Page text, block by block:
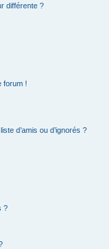
différente ?
forum !
d’amis ou d’ignorés ?
?